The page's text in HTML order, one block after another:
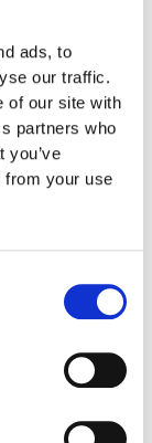
ads, to
our traffic.
of our site with
partners who
you’ve
from your use
som visas
etc.